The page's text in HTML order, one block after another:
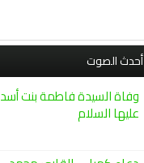
أحدث الصوت
وفاة السيدة فاطمة بنت أسد
عليها السلام